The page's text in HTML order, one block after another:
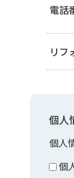
電話
リフ
個人
個人
個